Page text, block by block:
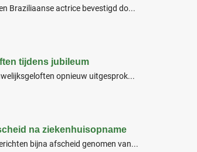
Braziliaanse actrice bevestigd do...
tijdens jubileum
opnieuw uitgesprok...
na ziekenhuisopname
bijna afscheid genomen van...